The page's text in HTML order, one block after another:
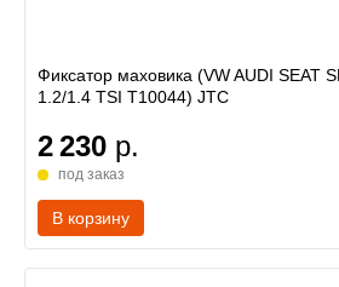
Фиксатор маховика (VW AUDI SEAT
1.2/1.4 TSI T10044) JTC
2 230 р.
под заказ
В корзину